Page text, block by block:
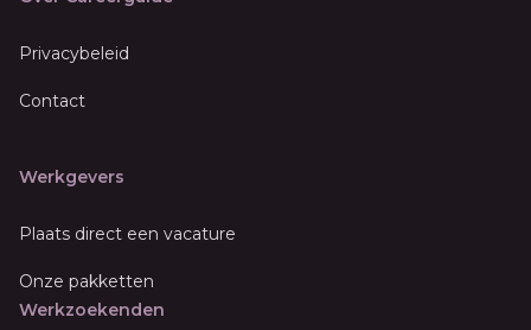
Privacybeleid
Contact
Werkgevers
Plaats direct een vacature
Onze pakketten
Werkzoekenden